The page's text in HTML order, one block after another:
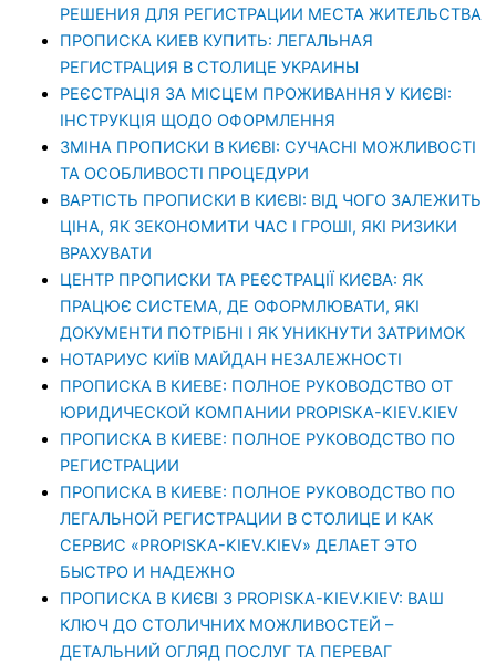
РЕШЕНИЯ ДЛЯ РЕГИСТРАЦИИ МЕСТА ЖИТЕЛЬСТВА
ПРОПИСКА КИЕВ КУПИТЬ: ЛЕГАЛЬНАЯ
РЕГИСТРАЦИЯ В СТОЛИЦЕ УКРАИНЫ
РЕЄСТРАЦІЯ ЗА МІСЦЕМ ПРОЖИВАННЯ У КИЄВІ:
ІНСТРУКЦІЯ ЩОДО ОФОРМЛЕННЯ
ЗМІНА ПРОПИСКИ В КИЄВІ: СУЧАСНІ МОЖЛИВОСТІ
ТА ОСОБЛИВОСТІ ПРОЦЕДУРИ
ВАРТІСТЬ ПРОПИСКИ В КИЄВІ: ВІД ЧОГО ЗАЛЕЖИТЬ
ЦІНА, ЯК ЗЕКОНОМИТИ ЧАС І ГРОШІ, ЯКІ РИЗИКИ
ВРАХУВАТИ
ЦЕНТР ПРОПИСКИ ТА РЕЄСТРАЦІЇ КИЄВА: ЯК
ПРАЦЮЄ СИСТЕМА, ДЕ ОФОРМЛЮВАТИ, ЯКІ
ДОКУМЕНТИ ПОТРІБНІ І ЯК УНИКНУТИ ЗАТРИМОК
НОТАРИУС КИЇВ МАЙДАН НЕЗАЛЕЖНОСТІ
ПРОПИСКА В КИЕВЕ: ПОЛНОЕ РУКОВОДСТВО ОТ
ЮРИДИЧЕСКОЙ КОМПАНИИ PROPISKA-KIEV.KIEV
ПРОПИСКА В КИЕВЕ: ПОЛНОЕ РУКОВОДСТВО ПО
РЕГИСТРАЦИИ
ПРОПИСКА В КИЕВЕ: ПОЛНОЕ РУКОВОДСТВО ПО
ЛЕГАЛЬНОЙ РЕГИСТРАЦИИ В СТОЛИЦЕ И КАК
СЕРВИС «PROPISKA-KIEV.KIEV» ДЕЛАЕТ ЭТО
БЫСТРО И НАДЕЖНО
ПРОПИСКА В КИЄВІ З PROPISKA-KIEV.KIEV: ВАШ
КЛЮЧ ДО СТОЛИЧНИХ МОЖЛИВОСТЕЙ –
ДЕТАЛЬНИЙ ОГЛЯД ПОСЛУГ ТА ПЕРЕВАГ